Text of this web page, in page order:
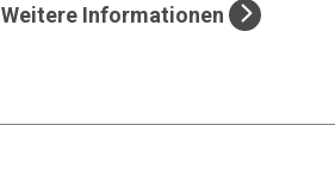
Weitere Informationen